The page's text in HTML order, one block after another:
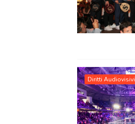
Diritti Audiovisivi